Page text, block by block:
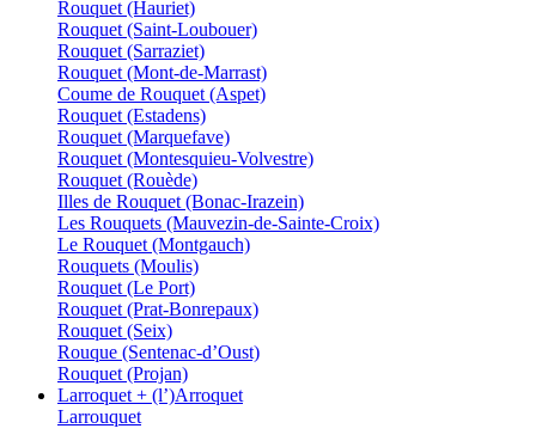
Rouquet (Hauriet)
Rouquet (Saint-Loubouer)
Rouquet (Sarraziet)
Rouquet (Mont-de-Marrast)
Coume de Rouquet (Aspet)
Rouquet (Estadens)
Rouquet (Marquefave)
Rouquet (Montesquieu-Volvestre)
Rouquet (Rouède)
Illes de Rouquet (Bonac-Irazein)
Les Rouquets (Mauvezin-de-Sainte-Croix)
Le Rouquet (Montgauch)
Rouquets (Moulis)
Rouquet (Le Port)
Rouquet (Prat-Bonrepaux)
Rouquet (Seix)
Rouque (Sentenac-d’Oust)
Rouquet (Projan)
Larroquet + (l’)Arroquet
Larrouquet